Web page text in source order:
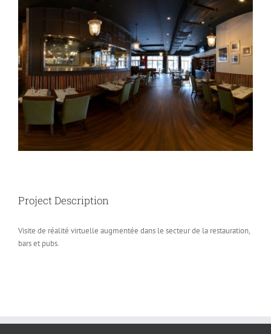
Image
Project Description
Visite de réalité virtuelle augmentée dans le secteur de la restauration,
bars et pubs.